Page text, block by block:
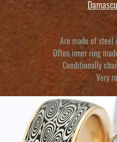
Are made of steel
Often inner ring
Conditionally
Very